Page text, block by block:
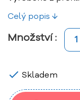
Celý popis ↓
Množství :
 Skladem